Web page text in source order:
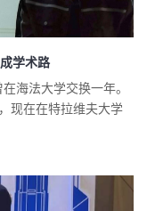
学术路
海法大学交换一年。
现在在特拉维夫大学